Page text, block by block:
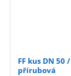
FF kus DN
přírubová